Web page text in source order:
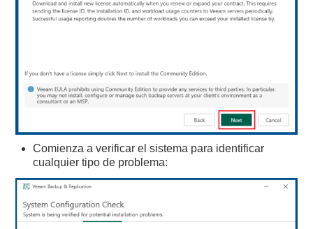
Comienza a verificar el sistema para identificar
cualquier tipo de problema: